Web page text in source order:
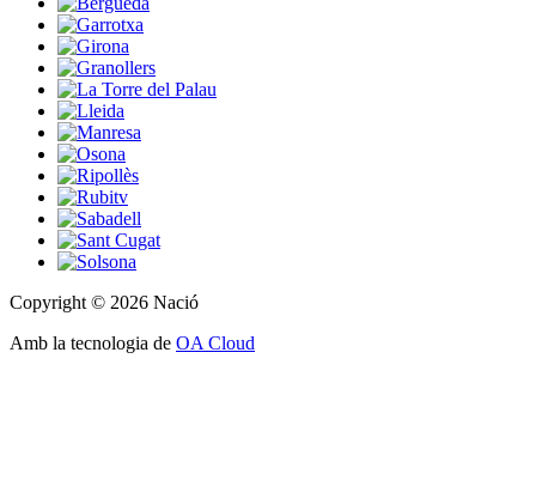
Copyright © 2026 Nació
Amb la tecnologia de OA Cloud